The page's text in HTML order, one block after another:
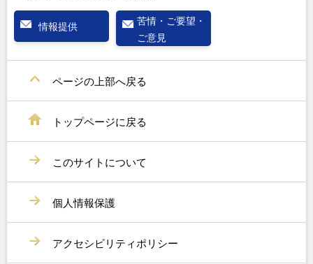
情報提供
苦情・ご要望・
ご意見
ページの上部へ戻る
トップページに戻る
このサイトについて
個人情報保護
アクセシビリティポリシー